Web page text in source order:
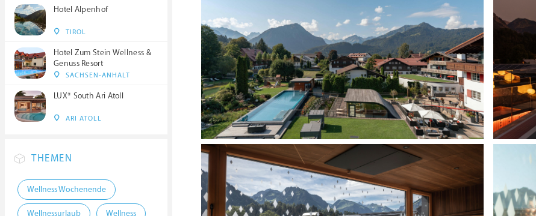
Hotel Alpenhof
TIROL
Hotel Zum Stein Wellness &
Genuss Resort
SACHSEN-ANHALT
LUX* South Ari Atoll
ARI ATOLL
THEMEN
Wellness Wochenende
Wellnessurlaub Wellness